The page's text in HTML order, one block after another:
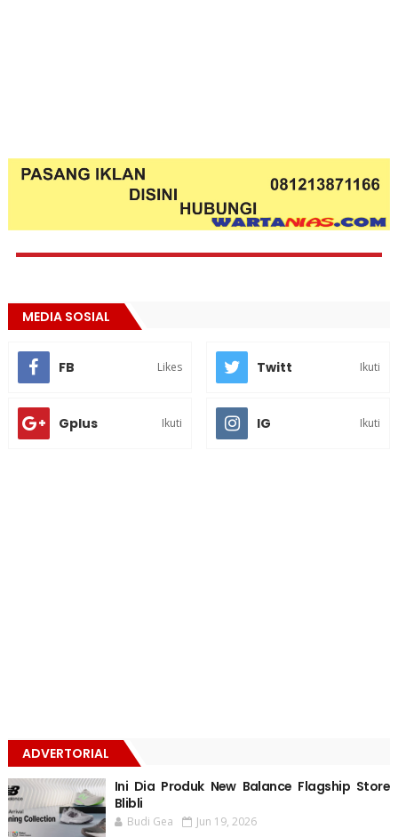
MEDIA SOSIAL
FB Likes Twitt Ikuti
Gplus Ikuti IG Ikuti
ADVERTORIAL
Ini Dia Produk New Balance Flagship Store
Blibli
Budi Gea Jun 19, 2026